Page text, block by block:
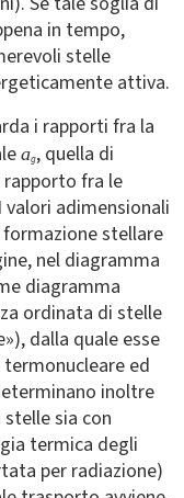
in tempo,
stelle
attiva.
i rapporti fra la
ag, quella di
rapporto fra le
adimensionali
stellare
nel diagramma
diagramma
ordinata di stelle
dalla quale esse
ed
inoltre
sia con
termica degli
per radiazione)